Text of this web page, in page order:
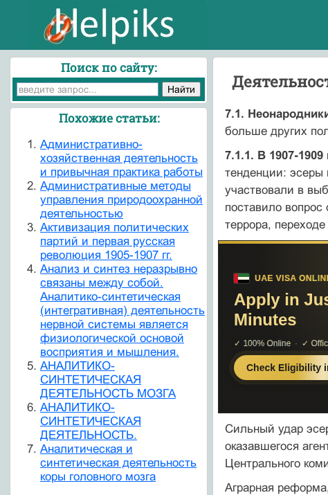
7.1.
больше других
7.1.1. В 1907-1909
тенденции: эсеры
участвовали в
поставило вопрос
террора,
Сильный удар
оказавшегося
Центрального
Аграрная
Поиск по сайту:
Похожие статьи:
Административно-
хозяйственная деятельность
и привычная практика работы
Административные методы
управления природоохранной
деятельностью
Активизация политических
партий и первая русская
революция 1905-1907 гг.
Анализ и синтез неразрывно
связаны между собой.
Аналитико-синтетическая
(интегративная) деятельность
нервной системы является
физиологической основой
восприятия и мышления.
АНАЛИТИКО-
СИНТЕТИЧЕСКАЯ
ДЕЯТЕЛЬНОСТЬ МОЗГА
АНАЛИТИКО-
СИНТЕТИЧЕСКАЯ
ДЕЯТЕЛЬНОСТЬ.
Аналитическая и
синтетическая деятельность
коры головного мозга